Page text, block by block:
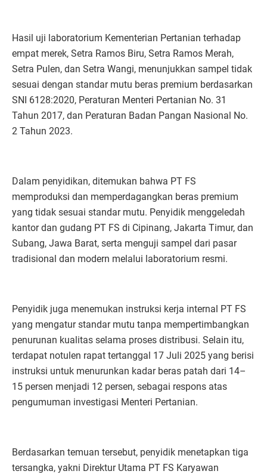
Hasil uji laboratorium Kementerian Pertanian terhadap
empat merek, Setra Ramos Biru, Setra Ramos Merah,
Setra Pulen, dan Setra Wangi, menunjukkan sampel tidak
sesuai dengan standar mutu beras premium berdasarkan
SNI 6128:2020, Peraturan Menteri Pertanian No. 31
Tahun 2017, dan Peraturan Badan Pangan Nasional No.
2 Tahun 2023.
Dalam penyidikan, ditemukan bahwa PT FS
memproduksi dan memperdagangkan beras premium
yang tidak sesuai standar mutu. Penyidik menggeledah
kantor dan gudang PT FS di Cipinang, Jakarta Timur, dan
Subang, Jawa Barat, serta menguji sampel dari pasar
tradisional dan modern melalui laboratorium resmi.
Penyidik juga menemukan instruksi kerja internal PT FS
yang mengatur standar mutu tanpa mempertimbangkan
penurunan kualitas selama proses distribusi. Selain itu,
terdapat notulen rapat tertanggal 17 Juli 2025 yang berisi
instruksi untuk menurunkan kadar beras patah dari 14–
15 persen menjadi 12 persen, sebagai respons atas
pengumuman investigasi Menteri Pertanian.
Berdasarkan temuan tersebut, penyidik menetapkan tiga
tersangka, yakni Direktur Utama PT FS Karyawan